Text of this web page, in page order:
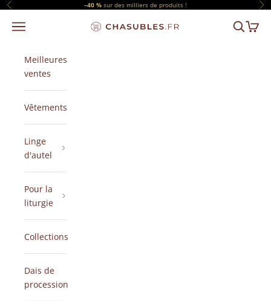
Passer au contenu
Précédent –40 % sur des milliers de produits !
CHASUBLES.FR
Menu Panier
Meilleures
ventes
Vêtements
Linge
d'autel
Pour la
liturgie
Collections
Dais de
procession